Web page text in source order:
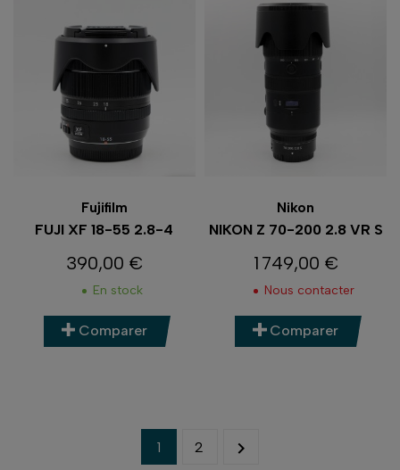
Fujifilm
FUJI XF 18-55 2.8-4
Prix
390,00 €
En stock
Comparer
Nikon
NIKON Z 70-200 2.8 VR S
Prix
1 749,00 €
Nous contacter
Comparer
1 2 